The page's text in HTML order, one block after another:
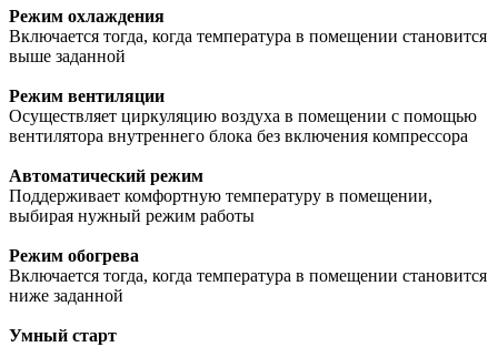
Режим охлаждения
Включается тогда, когда температура в помещении становится
выше заданной
Режим вентиляции
Осуществляет циркуляцию воздуха в помещении с помощью
вентилятора внутреннего блока без включения компрессора
Автоматический режим
Поддерживает комфортную температуру в помещении,
выбирая нужный режим работы
Режим обогрева
Включается тогда, когда температура в помещении становится
ниже заданной
Умный старт